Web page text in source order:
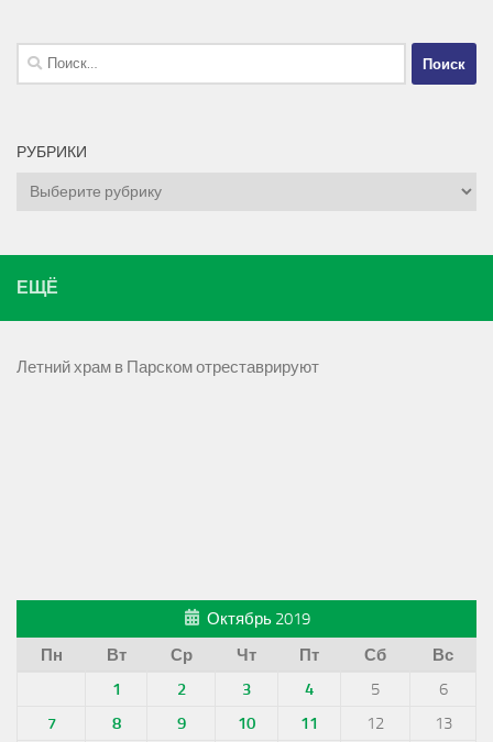
Найти:
РУБРИКИ
Рубрики
ЕЩЁ
Летний храм в Парском отреставрируют
Октябрь 2019
Пн
Вт Ср Чт Пт Сб
Вс
1
2 3 4 5
6
7
8 9 10 11 12
13